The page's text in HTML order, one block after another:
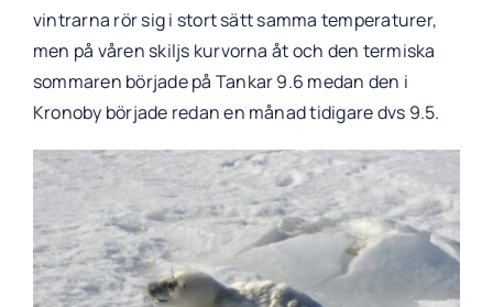
vintrarna rör sig i stort sätt samma temperaturer,
men på våren skiljs kurvorna åt och den termiska
sommaren började på Tankar 9.6 medan den i
Kronoby började redan en månad tidigare dvs 9.5.